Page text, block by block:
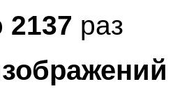
2137 раз